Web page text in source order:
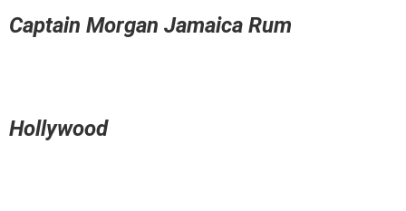
Captain Morgan Jamaica Rum
Hollywood